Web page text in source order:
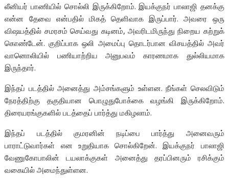
லீனியர் பாணியில் சொல்லி இருக்கிறோம். இயக்குநர் பாலாஜி தனக்கு
என்ன தேவை என்பதில் மிகத் தெளிவாக இருப்பார். அவரை ஒரு
விஷயத்தில் சமரசம் செய்வது கடினம், அவரிடமிருந்து நிறைய கற்றுக்
கொண்டேன். குறிப்பாக ஒலி அமைப்பு தொடர்பான விசயத்தில் அவர்
வானொலியில் பணியாற்றிய அனுபவம் காரணமாக துல்லியமாக
இருந்தார்.
இந்தப் படத்தில் அனைத்து அம்சங்களும் உள்ளன. நீங்கள் செலவிடும்
நேரத்திற்கு தகுதியான பொழுதுபோக்கை வழங்கி இருக்கிறோம்.
திரையரங்குகளில் படத்தைப் பார்த்து மகிழலாம்.
இந்தப் படத்தில் குமரனின் நடிப்பை பார்த்து அனைவரும்
பாராட்டுவார்கள் என உறுதியாக சொல்கிறேன். இயக்குநர் பாலாஜி
வேணுகோபாலின் டயலாக்குகள் அனைத்து தரப்பினரும் ரசிக்கும்
வகையில் அமைந்துள்ளன.